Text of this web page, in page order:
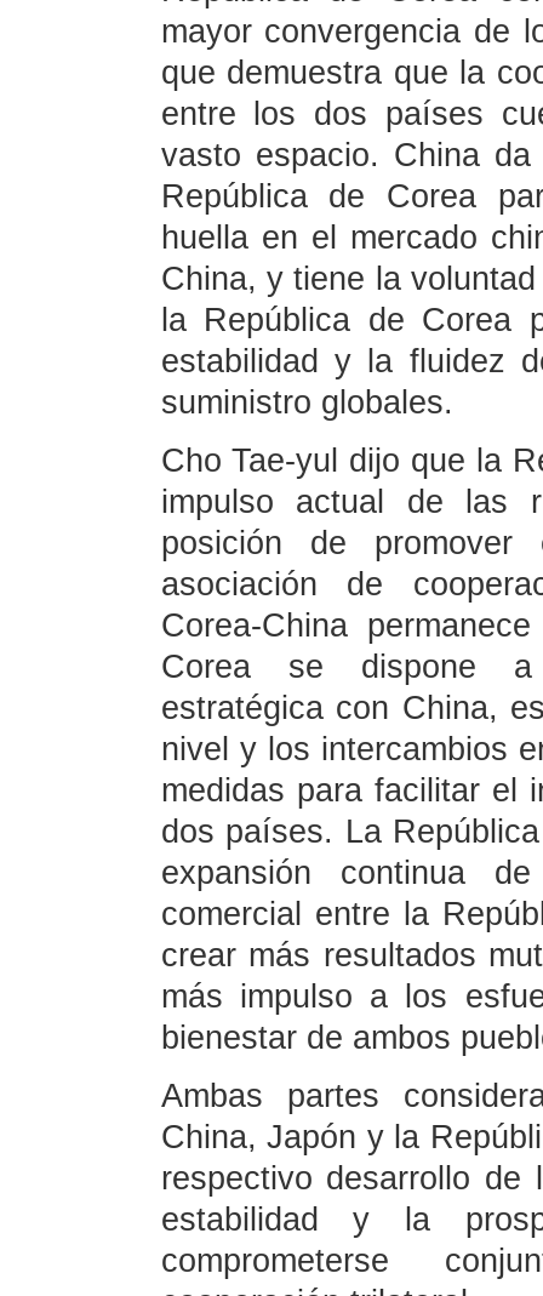
mayor convergencia de
que demuestra que la
entre los dos países
vasto espacio. China
República de Corea
huella en el mercado
China, y tiene la
la República de Corea
estabilidad y la fluidez
suministro globales.
Cho Tae-yul dijo que la
impulso actual de las
posición de
asociación de
Corea-China
Corea se dispone a
estratégica con China,
nivel y los intercambios
medidas para facilitar el
dos países. La
expansión continua
comercial entre la
crear más resultados
más impulso a los
bienestar de ambos
Ambas partes
China, Japón y la
respectivo desarrollo
estabilidad y la
comprometerse